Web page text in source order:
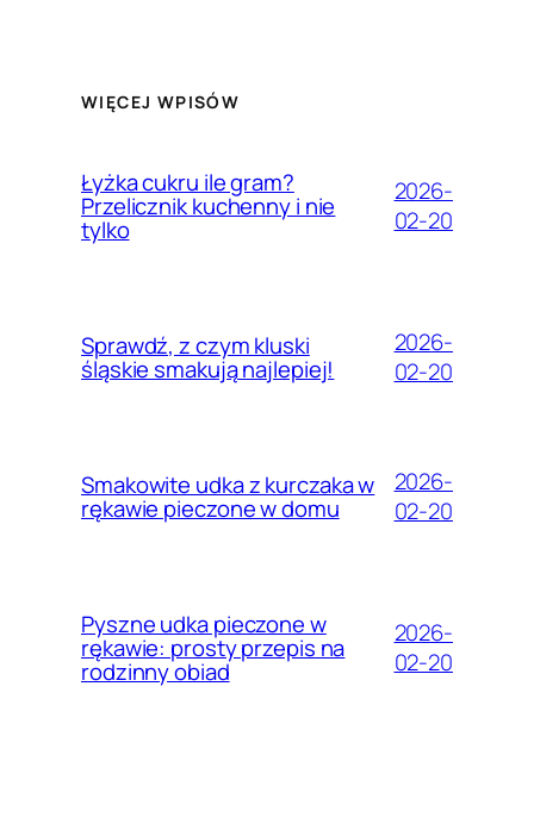
WIĘCEJ WPISÓW
Łyżka cukru ile gram?
Przelicznik kuchenny i nie
tylko
2026-
02-20
Sprawdź, z czym kluski
śląskie smakują najlepiej!
2026-
02-20
Smakowite udka z kurczaka w
rękawie pieczone w domu
2026-
02-20
Pyszne udka pieczone w
rękawie: prosty przepis na
rodzinny obiad
2026-
02-20